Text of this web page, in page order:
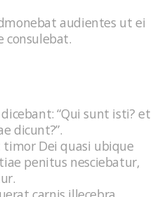
audientes ut ei
consulebat.
“Qui sunt isti? et
dicunt?”.
Dei quasi ubique
penitus nesciebatur,